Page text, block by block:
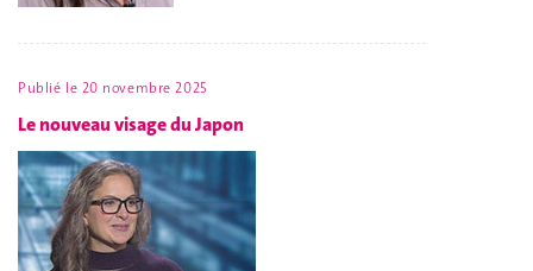
Publié le 20 novembre 2025
Le nouveau visage du Japon